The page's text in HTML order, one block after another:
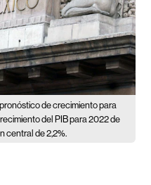
de crecimiento para
del PIB para 2022 de
central de 2,2%.